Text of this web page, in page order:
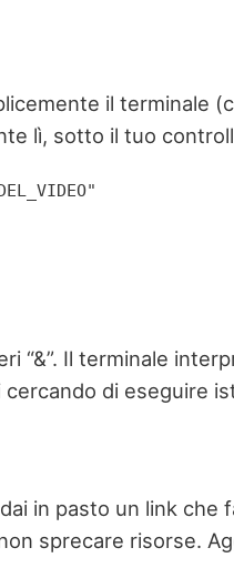
il terminale
lì, sotto il tuo
Il terminale
di eseguire
in pasto un link che
sprecare risorse.